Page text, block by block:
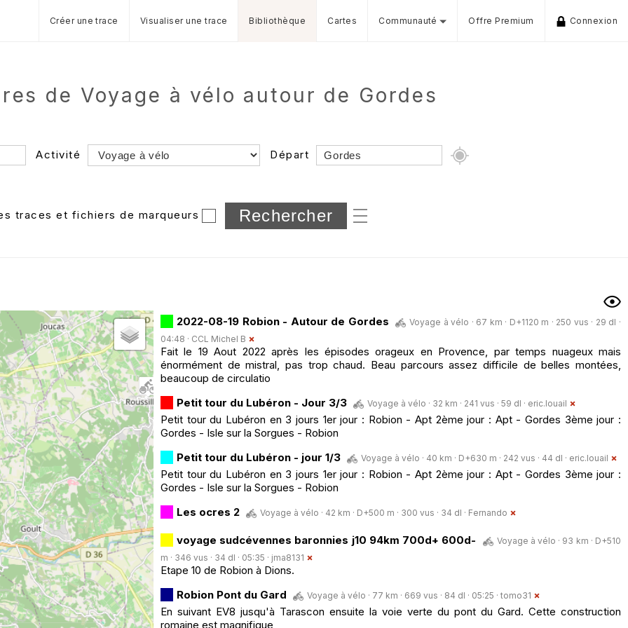
Créer une trace Visualiser une trace Bibliothèque Cartes Communauté Offre Premium Connexion
de Voyage à vélo autour de Gordes
Activité Départ
Dossier
et sous-dossiers
traces et fichiers de marqueurs
2022-08-19 Robion - Autour de Gordes
Voyage à vélo · 67 km · D+1120 m · 250 vus · 29 dl ·
04:48 · CCL Michel B
Fait le 19 Aout 2022 après les épisodes orageux en Provence, par temps nuageux mais
énormément de mistral, pas trop chaud. Beau parcours assez difficile de belles montées,
beaucoup de circulatio
Petit tour du Lubéron - Jour 3/3
Voyage à vélo · 32 km · 241 vus · 59 dl · eric.louail
Petit tour du Lubéron en 3 jours 1er jour : Robion - Apt 2ème jour : Apt - Gordes 3ème jour :
Gordes - Isle sur la Sorgues - Robion
Petit tour du Lubéron - jour 1/3
Voyage à vélo · 40 km · D+630 m · 242 vus · 44 dl · eric.louail
Petit tour du Lubéron en 3 jours 1er jour : Robion - Apt 2ème jour : Apt - Gordes 3ème jour :
Gordes - Isle sur la Sorgues - Robion
Les ocres 2
Voyage à vélo · 42 km · D+500 m · 300 vus · 34 dl · Fernando
voyage sudcévennes baronnies j10 94km 700d+ 600d-
Voyage à vélo · 93 km · D+510
m · 346 vus · 34 dl · 05:35 · jma8131
Etape 10 de Robion à Dions.
Robion Pont du Gard
Voyage à vélo · 77 km · 669 vus · 84 dl · 05:25 · tomo31
En suivant EV8 jusqu'à Tarascon ensuite la voie verte du pont du Gard. Cette construction
romaine est magnifique